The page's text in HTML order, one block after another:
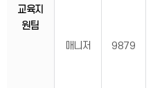
교육지
원팀
매니저 9879